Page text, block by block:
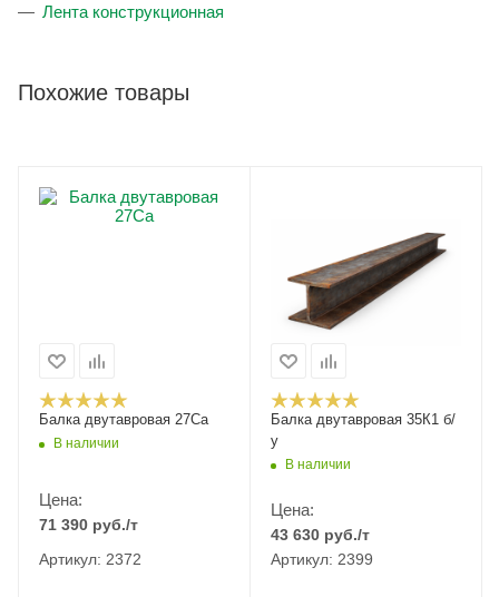
Лента конструкционная
Похожие товары
Балка двутавровая 27Са
В наличии
Цена:
71 390 руб./т
Артикул: 2372
Балка двутавровая 35К1 б/
у
В наличии
Цена:
43 630 руб./т
Артикул: 2399